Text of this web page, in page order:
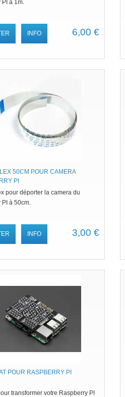
PI à 1m.
6,00 €
INFO
50CM POUR CAMERA
PI
pour déporter la camera du
PI à 50cm.
3,00 €
INFO
POUR RASPBERRY PI
transformer votre Raspberry PI